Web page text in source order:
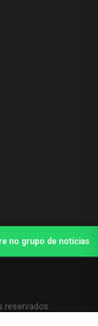
reservados.
no grupo de notícias